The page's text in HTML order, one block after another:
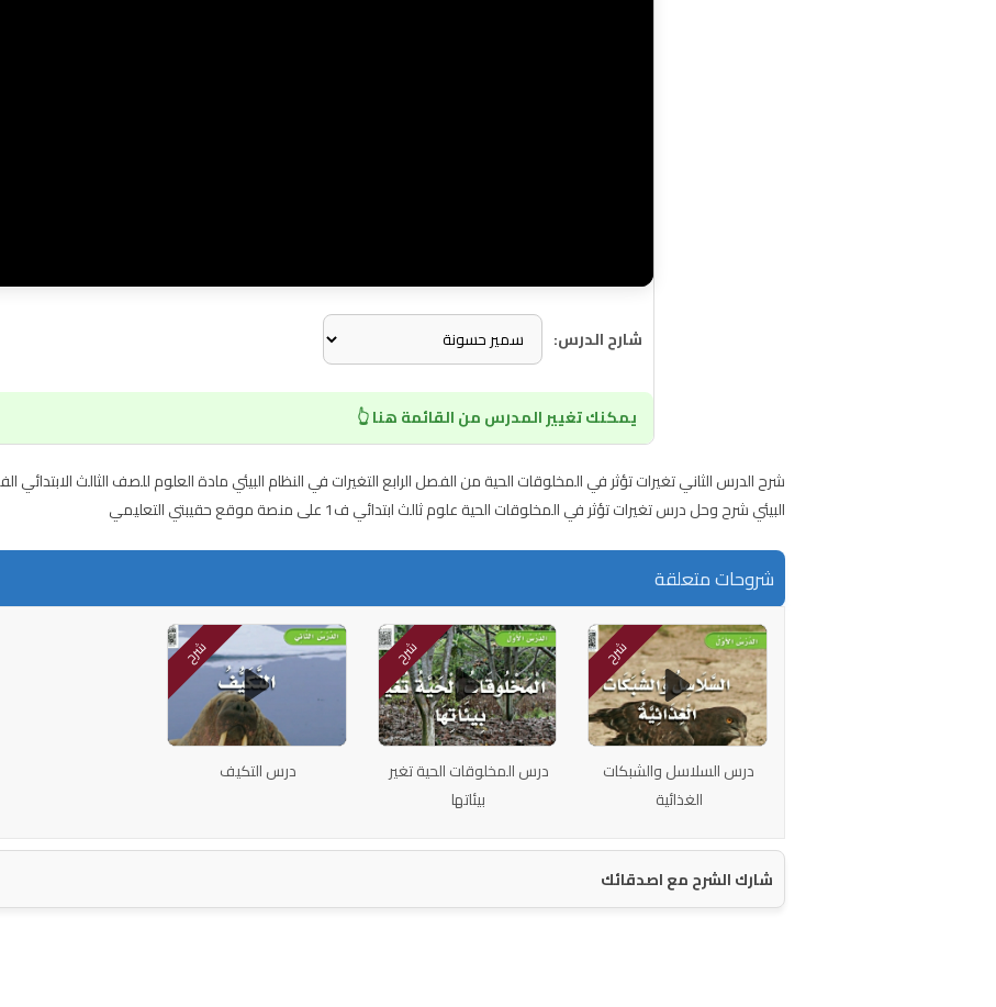
شارح الدرس:
يمكنك تغيير المدرس من القائمة هنا 👆
شرح الدرس الثاني تغيرات تؤثر في المخلوقات الحية من الفصل الرابع التغيرات في النظام البيئي مادة العلوم للصف الثالث الابتدائي
البيئي شرح وحل درس تغيرات تؤثر في المخلوقات الحية علوم ثالث ابتدائي ف1 على منصة موقع حقيبتي التعليمي
شروحات متعلقة
شرح
درس السلاسل والشبكات
الغذائية
شرح
درس المخلوقات الحية تغير
بيئاتها
شرح
درس التكيف
شارك الشرح مع اصدقائك